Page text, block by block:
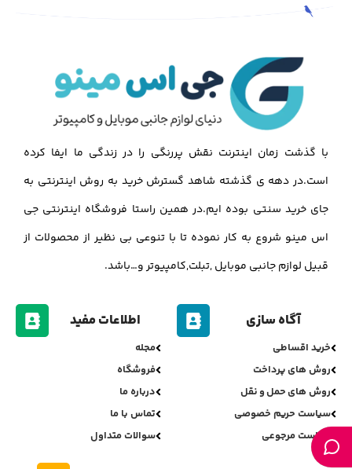
با گذشت زمان اینترنت نقش پررنگی را در زندگی ما ایفا کرده
است.در دهه ی گذشته شاهد گسترش خرید به روش اینترنتی به
جای خرید سنتی بوده ایم.در همین راستا فروشگاه اینترنتی جی
اس مینو شروع به کار نموده تا با تنوعی بی نظیر از محصولات از
قبیل لوازم جانبی موبایل ,تبلت,کامپیوتر و…باشد.
آگاه سازی
خرید اقساطی
روش های پرداخت
روش های حمل و نقل
سیاست حریم خصوصی
سیاست مرجوعی
اطلاعات مفید
مجله
فروشگاه
درباره ما
تماس با ما
سوالات متداول